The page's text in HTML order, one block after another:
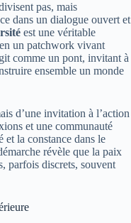
pas, mais
dans un dialogue ouvert et
est une véritable
un patchwork vivant
comme un pont, invitant à
ensemble un monde
d’une invitation à l’action
et une communauté
et la constance dans le
révèle que la paix
parfois discrets, souvent